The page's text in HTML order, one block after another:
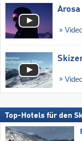
Top-Hotels für den